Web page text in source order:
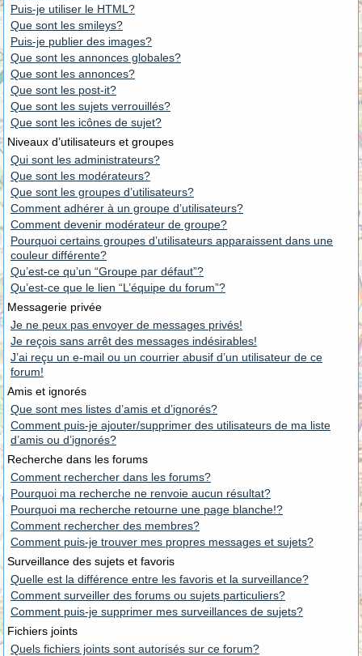
Puis-je utiliser le HTML?
Que sont les smileys?
Puis-je publier des images?
Que sont les annonces globales?
Que sont les annonces?
Que sont les post-it?
Que sont les sujets verrouillés?
Que sont les icônes de sujet?
Niveaux d’utilisateurs et groupes
Qui sont les administrateurs?
Que sont les modérateurs?
Que sont les groupes d’utilisateurs?
Comment adhérer à un groupe d’utilisateurs?
Comment devenir modérateur de groupe?
Pourquoi certains groupes d’utilisateurs apparaissent dans une
couleur différente?
Qu’est-ce qu’un “Groupe par défaut”?
Qu’est-ce que le lien “L’équipe du forum”?
Messagerie privée
Je ne peux pas envoyer de messages privés!
Je reçois sans arrêt des messages indésirables!
J’ai reçu un e-mail ou un courrier abusif d’un utilisateur de ce
forum!
Amis et ignorés
Que sont mes listes d’amis et d’ignorés?
Comment puis-je ajouter/supprimer des utilisateurs de ma liste
d’amis ou d’ignorés?
Recherche dans les forums
Comment rechercher dans les forums?
Pourquoi ma recherche ne renvoie aucun résultat?
Pourquoi ma recherche retourne une page blanche!?
Comment rechercher des membres?
Comment puis-je trouver mes propres messages et sujets?
Surveillance des sujets et favoris
Quelle est la différence entre les favoris et la surveillance?
Comment surveiller des forums ou sujets particuliers?
Comment puis-je supprimer mes surveillances de sujets?
Fichiers joints
Quels fichiers joints sont autorisés sur ce forum?